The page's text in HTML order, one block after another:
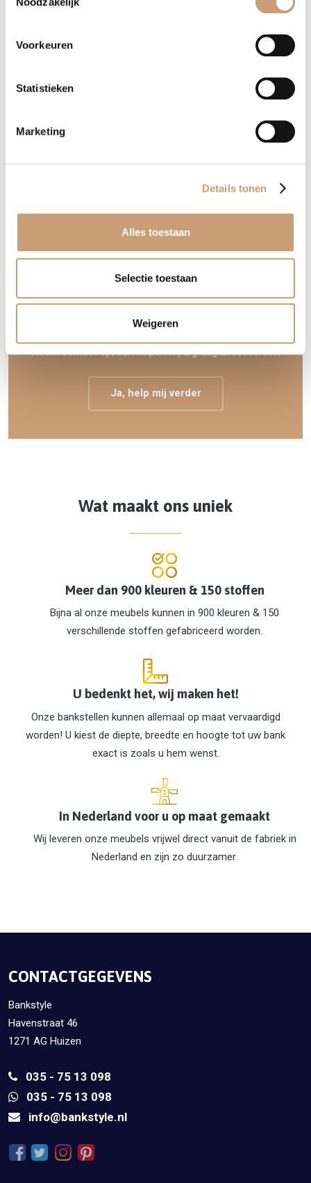
Voorkeuren
Statistieken
Marketing
Details tonen
Alles toestaan
Selectie toestaan
Weigeren
Fauteuils
Neem contact op, dan helpen wij u graag direct verder!
Ja, help mij verder
Wat maakt ons uniek
Meer dan 900 kleuren & 150 stoffen
Bijna al onze meubels kunnen in 900 kleuren & 150
verschillende stoffen gefabriceerd worden.
U bedenkt het, wij maken het!
Onze bankstellen kunnen allemaal op maat vervaardigd
worden! U kiest de diepte, breedte en hoogte tot uw bank
exact is zoals u hem wenst.
In Nederland voor u op maat gemaakt
Wij leveren onze meubels vrijwel direct vanuit de fabriek in
Nederland en zijn zo duurzamer.
CONTACTGEGEVENS
Bankstyle
Havenstraat 46
1271 AG Huizen
035 - 75 13 098
035 - 75 13 098
info@bankstyle.nl